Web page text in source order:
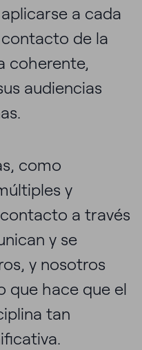
a cada
de la
coherente,
audiencias
como
y
a través
y se
y nosotros
que hace que el
tan